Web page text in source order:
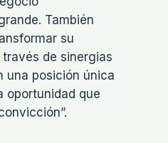
También
su
de sinergias
una posición única
oportunidad que